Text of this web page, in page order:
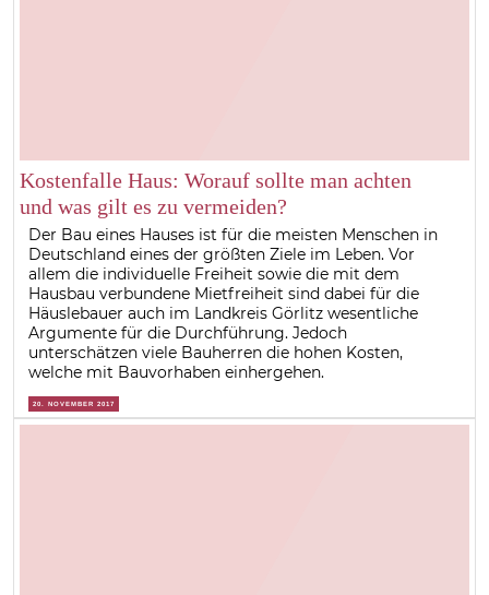
Kostenfalle Haus: Worauf sollte man achten
und was gilt es zu vermeiden?
Der Bau eines Hauses ist für die meisten Menschen in
Deutschland eines der größten Ziele im Leben. Vor
allem die individuelle Freiheit sowie die mit dem
Hausbau verbundene Mietfreiheit sind dabei für die
Häuslebauer auch im Landkreis Görlitz wesentliche
Argumente für die Durchführung. Jedoch
unterschätzen viele Bauherren die hohen Kosten,
welche mit Bauvorhaben einhergehen.
20. NOVEMBER 2017